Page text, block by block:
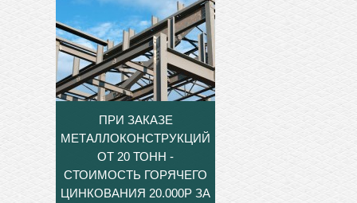
ПРИ ЗАКАЗЕ
МЕТАЛЛОКОНСТРУКЦИЙ
ОТ 20 ТОНН -
СТОИМОСТЬ ГОРЯЧЕГО
ЦИНКОВАНИЯ 20.000Р ЗА